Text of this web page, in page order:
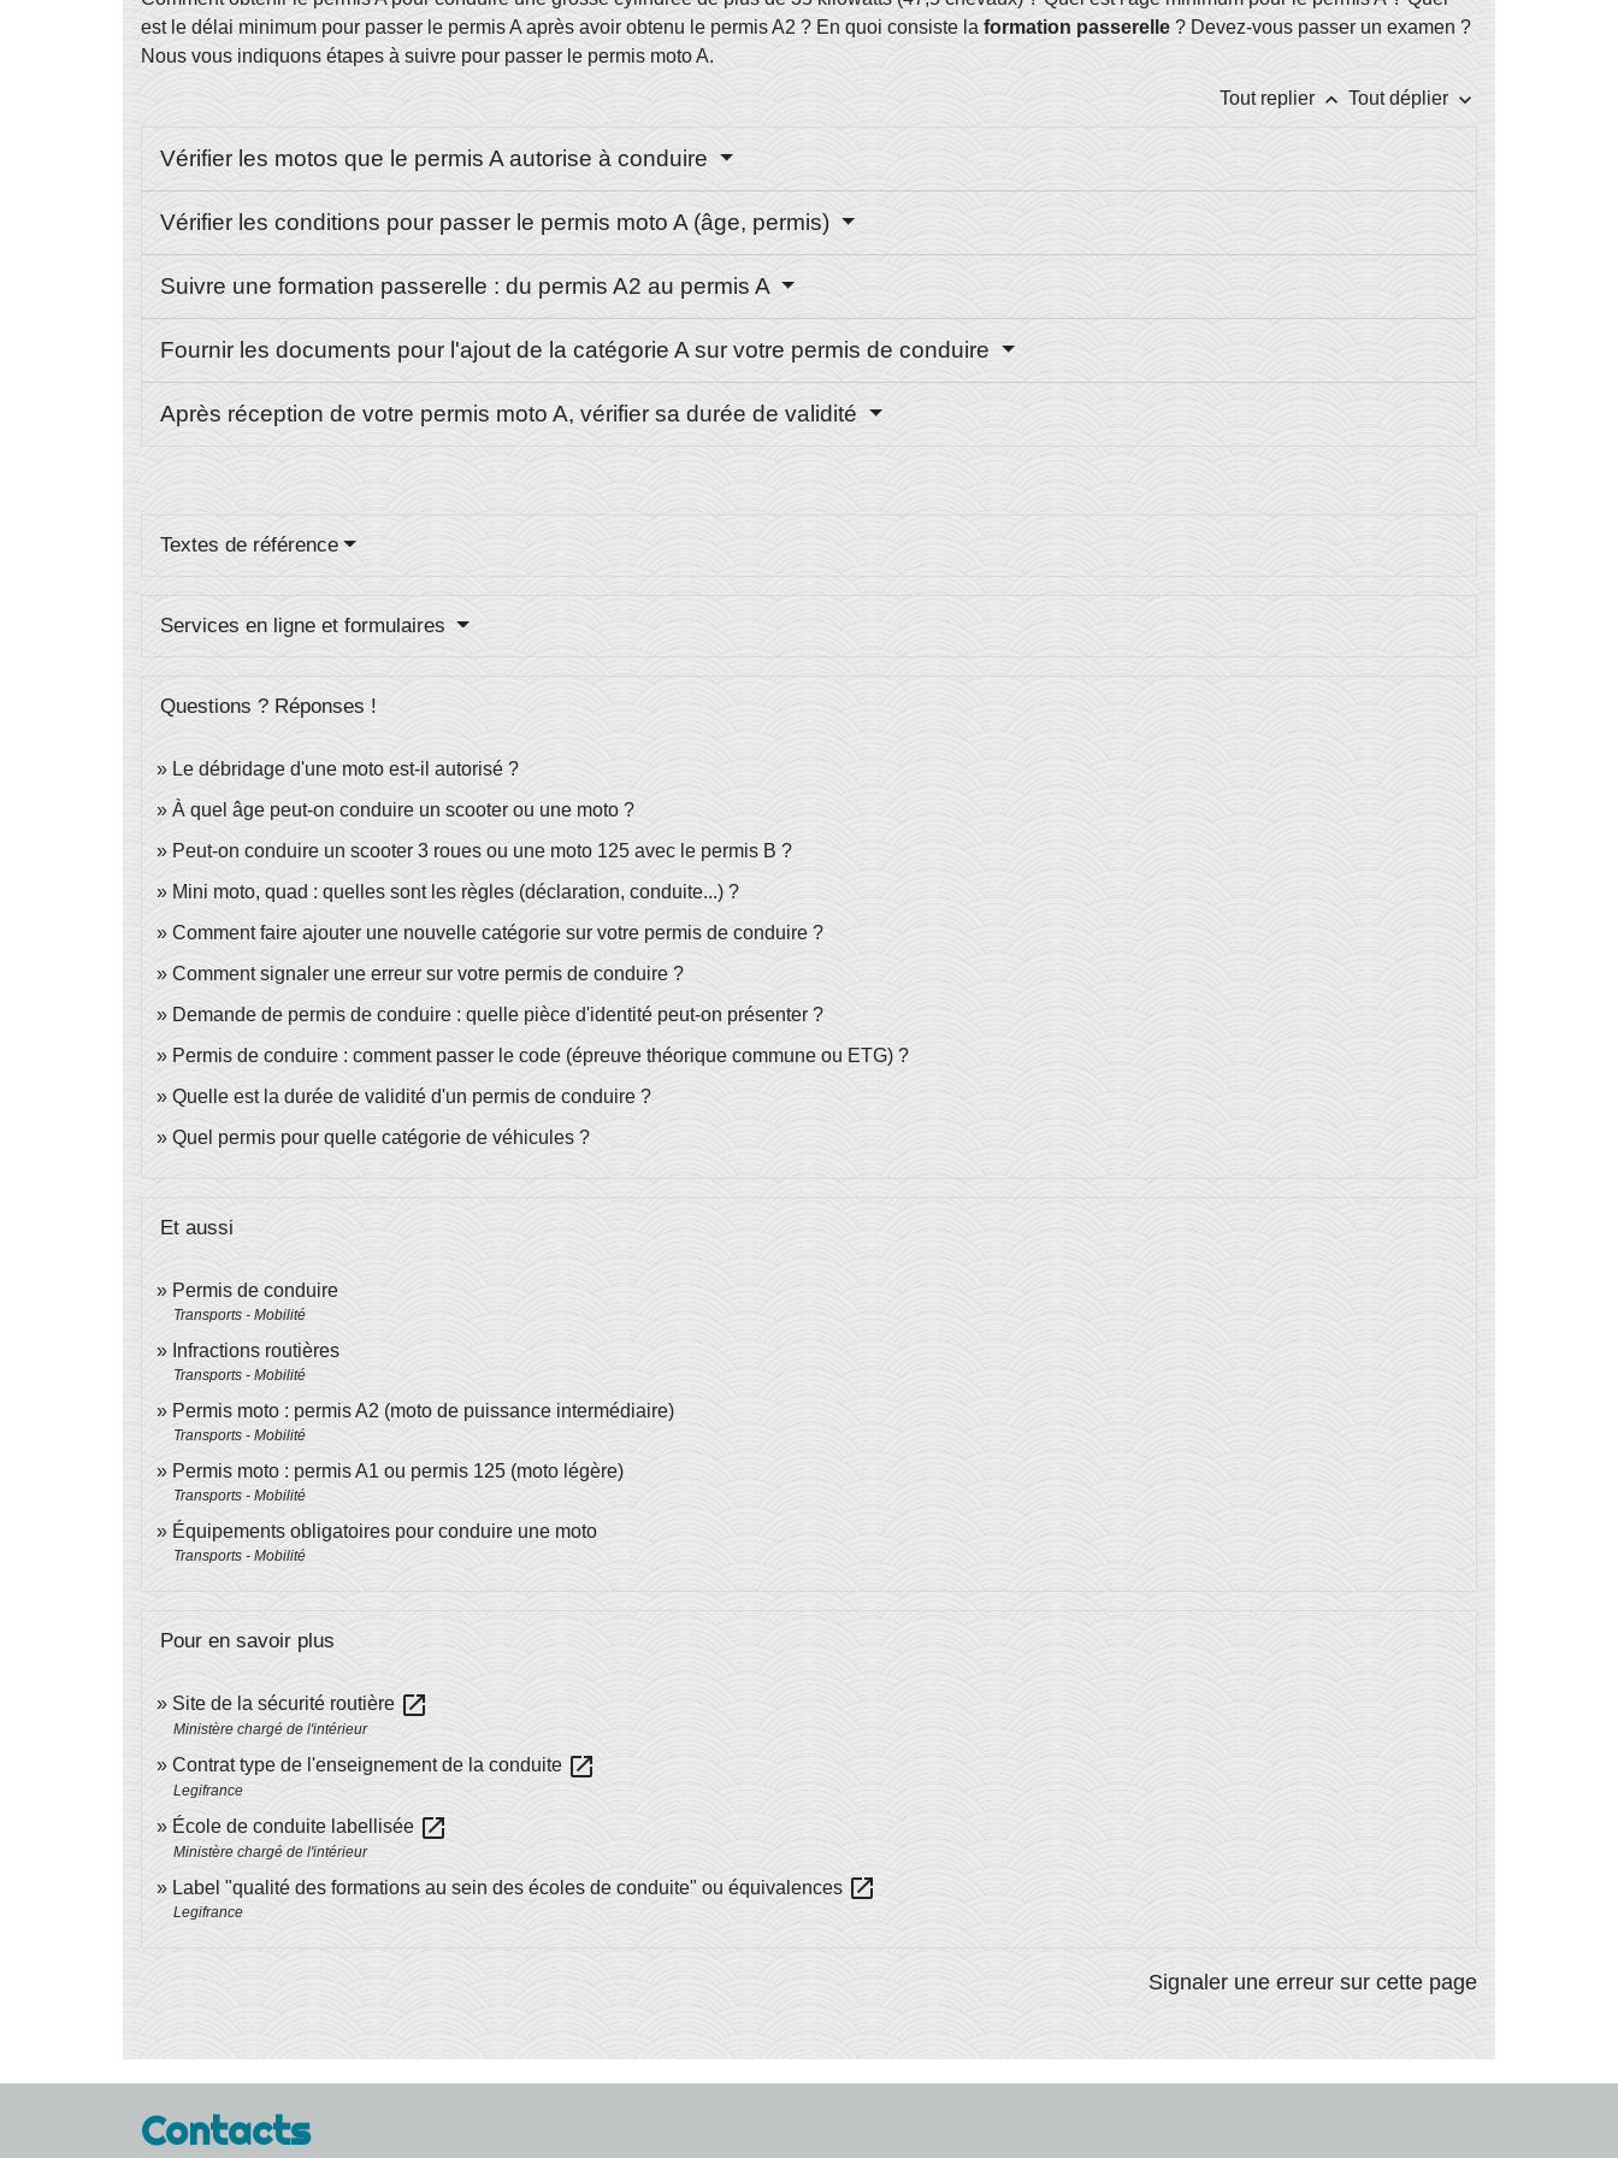
est le délai minimum pour passer le permis A après avoir obtenu le permis A2 ? En quoi consiste la formation passerelle ? Devez-vous passer un examen ?
Nous vous indiquons étapes à suivre pour passer le permis moto A.
Tout replier keyboard_arrow_up Tout déplier keyboard_arrow_down
Vérifier les motos que le permis A autorise à conduire
Vérifier les conditions pour passer le permis moto A (âge, permis)
Suivre une formation passerelle : du permis A2 au permis A
Fournir les documents pour l'ajout de la catégorie A sur votre permis de conduire
Après réception de votre permis moto A, vérifier sa durée de validité
Textes de référence
Services en ligne et formulaires
Questions ? Réponses !
Le débridage d'une moto est-il autorisé ?
À quel âge peut-on conduire un scooter ou une moto ?
Peut-on conduire un scooter 3 roues ou une moto 125 avec le permis B ?
Mini moto, quad : quelles sont les règles (déclaration, conduite...) ?
Comment faire ajouter une nouvelle catégorie sur votre permis de conduire ?
Comment signaler une erreur sur votre permis de conduire ?
Demande de permis de conduire : quelle pièce d'identité peut-on présenter ?
Permis de conduire : comment passer le code (épreuve théorique commune ou ETG) ?
Quelle est la durée de validité d'un permis de conduire ?
Quel permis pour quelle catégorie de véhicules ?
Et aussi
Permis de conduire
Transports - Mobilité
Infractions routières
Transports - Mobilité
Permis moto : permis A2 (moto de puissance intermédiaire)
Transports - Mobilité
Permis moto : permis A1 ou permis 125 (moto légère)
Transports - Mobilité
Équipements obligatoires pour conduire une moto
Transports - Mobilité
Pour en savoir plus
Site de la sécurité routière open_in_new
Ministère chargé de l'intérieur
Contrat type de l'enseignement de la conduite open_in_new
Legifrance
École de conduite labellisée open_in_new
Ministère chargé de l'intérieur
Label "qualité des formations au sein des écoles de conduite" ou équivalences open_in_new
Legifrance
Signaler une erreur sur cette page
Contacts